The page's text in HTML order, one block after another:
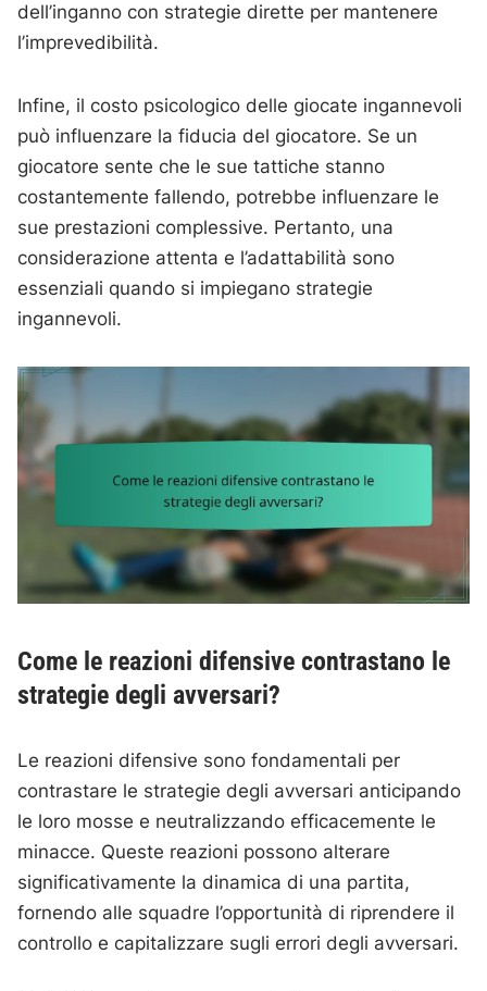
dell’inganno con strategie dirette per mantenere
l’imprevedibilità.
Infine, il costo psicologico delle giocate ingannevoli
può influenzare la fiducia del giocatore. Se un
giocatore sente che le sue tattiche stanno
costantemente fallendo, potrebbe influenzare le
sue prestazioni complessive. Pertanto, una
considerazione attenta e l’adattabilità sono
essenziali quando si impiegano strategie
ingannevoli.
Come le reazioni difensive contrastano le
strategie degli avversari?
Le reazioni difensive sono fondamentali per
contrastare le strategie degli avversari anticipando
le loro mosse e neutralizzando efficacemente le
minacce. Queste reazioni possono alterare
significativamente la dinamica di una partita,
fornendo alle squadre l’opportunità di riprendere il
controllo e capitalizzare sugli errori degli avversari.